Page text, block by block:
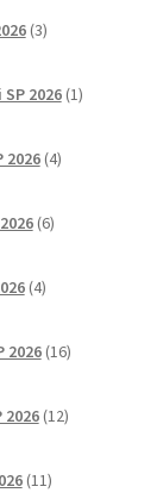
3izdelki
2026 1izdelek
4izdelki
6izdelkov
4izdelki
2026 16izdelkov
12izdelkov
11izdelkov